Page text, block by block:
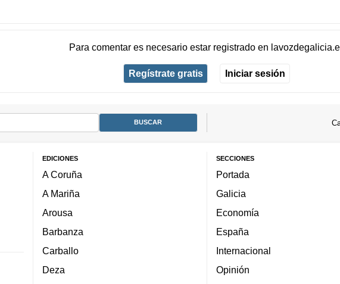
Para comentar es necesario estar registradoen
Regístrate gratis Iniciar sesión
EDICIONES
A Coruña
A Mariña
Arousa
Barbanza
Carballo
Deza
SECCIONES
Portada
Galicia
Economía
España
Internacional
Opinión